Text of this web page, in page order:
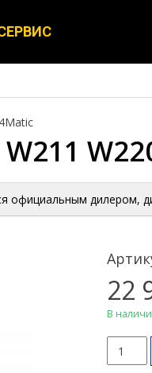
официальным дилером,
22
В
товара